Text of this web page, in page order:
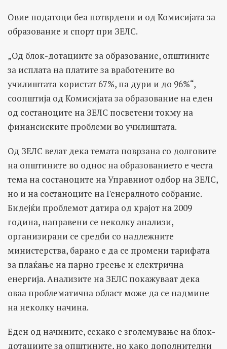
Овие податоци беа потврдени и од Комисијата за
образование и спорт при ЗЕЛС.
„Од блок-дотациите за образование, општините
за исплата на платите за вработените во
училиштата користат 67%, па дури и до 96%“,
соопштија од Комисијата за образование на еден
од состаноците на ЗЕЛС посветени токму на
финансиските проблеми во училиштата.
Од ЗЕЛС велат дека темата поврзана со долговите
на општините во однос на образованието е честа
тема на состаноците на Управниот одбор на ЗЕЛС,
но и на состаноците на Генералното собрание.
Бидејќи проблемот датира од крајот на 2009
година, направени се неколку анализи,
организирани се средби со надлежните
министерства, барано е да се промени тарифата
за плаќање на парно греење и електрична
енергија. Анализите на ЗЕЛС покажуваат дека
оваа проблематична област може да се надмине
на неколку начина.
Еден од начините, секако е зголемување на блок-
дотациите за општините, но како дополнителни